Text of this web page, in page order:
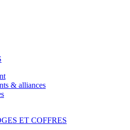
& alliances
ET COFFRES